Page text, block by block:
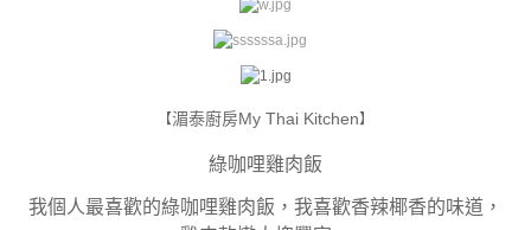
【湄泰廚房My Thai Kitchen】
綠咖哩雞肉飯
我個人最喜歡的綠咖哩雞肉飯，我喜歡香辣椰香的味道，